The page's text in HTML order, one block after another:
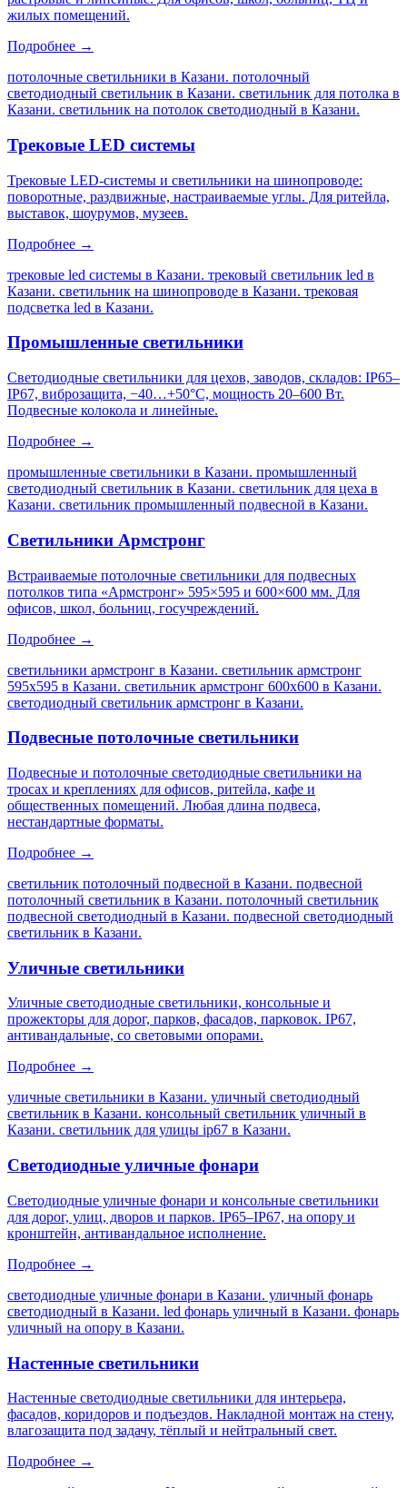
жилых помещений.
Подробнее →
потолочные светильники в Казани. потолочный
светодиодный светильник в Казани. светильник для потолка в
Казани. светильник на потолок светодиодный в Казани.
Трековые LED системы
Трековые LED-системы и светильники на шинопроводе:
поворотные, раздвижные, настраиваемые углы. Для ритейла,
выставок, шоурумов, музеев.
Подробнее →
трековые led системы в Казани. трековый светильник led в
Казани. светильник на шинопроводе в Казани. трековая
подсветка led в Казани.
Промышленные светильники
Светодиодные светильники для цехов, заводов, складов: IP65–
IP67, виброзащита, −40…+50°C, мощность 20–600 Вт.
Подвесные колокола и линейные.
Подробнее →
промышленные светильники в Казани. промышленный
светодиодный светильник в Казани. светильник для цеха в
Казани. светильник промышленный подвесной в Казани.
Светильники Армстронг
Встраиваемые потолочные светильники для подвесных
потолков типа «Армстронг» 595×595 и 600×600 мм. Для
офисов, школ, больниц, госучреждений.
Подробнее →
светильники армстронг в Казани. светильник армстронг
595х595 в Казани. светильник армстронг 600х600 в Казани.
светодиодный светильник армстронг в Казани.
Подвесные потолочные светильники
Подвесные и потолочные светодиодные светильники на
тросах и креплениях для офисов, ритейла, кафе и
общественных помещений. Любая длина подвеса,
нестандартные форматы.
Подробнее →
светильник потолочный подвесной в Казани. подвесной
потолочный светильник в Казани. потолочный светильник
подвесной светодиодный в Казани. подвесной светодиодный
светильник в Казани.
Уличные светильники
Уличные светодиодные светильники, консольные и
прожекторы для дорог, парков, фасадов, парковок. IP67,
антивандальные, со световыми опорами.
Подробнее →
уличные светильники в Казани. уличный светодиодный
светильник в Казани. консольный светильник уличный в
Казани. светильник для улицы ip67 в Казани.
Светодиодные уличные фонари
Светодиодные уличные фонари и консольные светильники
для дорог, улиц, дворов и парков. IP65–IP67, на опору и
кронштейн, антивандальное исполнение.
Подробнее →
светодиодные уличные фонари в Казани. уличный фонарь
светодиодный в Казани. led фонарь уличный в Казани. фонарь
уличный на опору в Казани.
Настенные светильники
Настенные светодиодные светильники для интерьера,
фасадов, коридоров и подъездов. Накладной монтаж на стену,
влагозащита под задачу, тёплый и нейтральный свет.
Подробнее →